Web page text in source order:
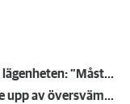
Så undviker du mögel – fyra riskplatser i lägenheten: ”Måste städa bort”
Satte på vattnet och somnade – vaknade upp av översvämning hos grannen